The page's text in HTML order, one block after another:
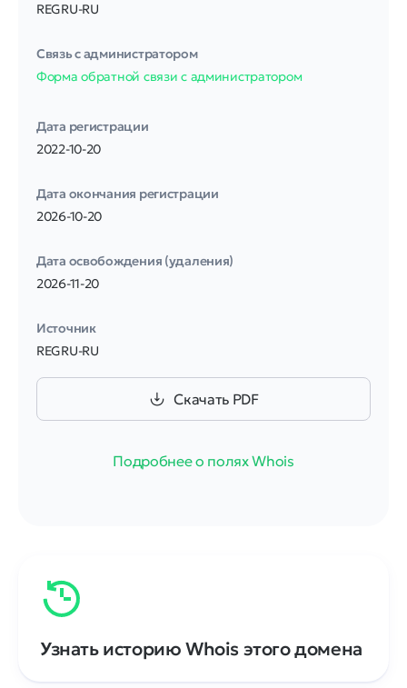
REGRU-RU
Связь с администратором
Форма обратной связи с администратором
Дата регистрации
2022-10-20
Дата окончания регистрации
2026-10-20
Дата освобождения (удаления)
2026-11-20
Источник
REGRU-RU
Скачать PDF
Подробнее о полях Whois
Узнать историю Whois этого домена